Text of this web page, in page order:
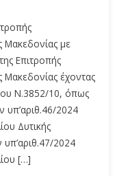
Μακεδονίας με
Επιτροπής
Μακεδονίας έχοντας
Ν.3852/10, όπως
υπ’αριθ.46/2024
Δυτικής
2024
[…]